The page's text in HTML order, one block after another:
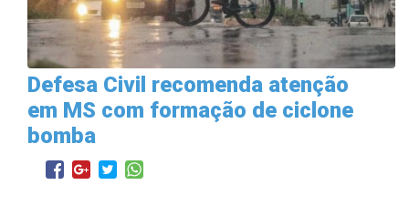
Defesa Civil recomenda atenção
em MS com formação de ciclone
bomba